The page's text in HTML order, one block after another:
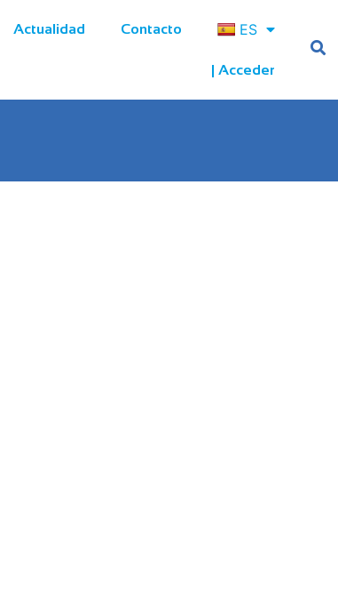
Actualidad Contacto ES
| Acceder